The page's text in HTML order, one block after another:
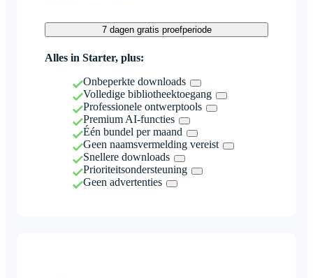
7 dagen gratis proefperiode
Alles in Starter, plus:
Onbeperkte downloads
Volledige bibliotheektoegang
Professionele ontwerptools
Premium AI-functies
Één bundel per maand
Geen naamsvermelding vereist
Snellere downloads
Prioriteitsondersteuning
Geen advertenties